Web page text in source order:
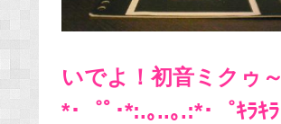
いでよ！初音ミクゥ～
*･゜ﾟ･*:.｡..｡.:*･゜ｷﾗｷﾗ